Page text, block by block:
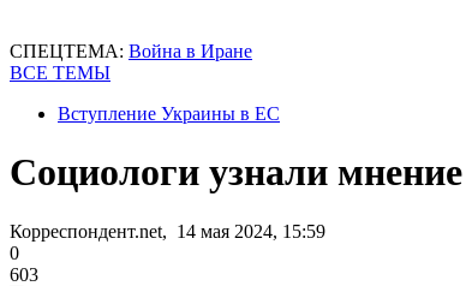
СПЕЦТЕМА: Война в Иране
ВСЕ ТЕМЫ
Вступление Украины в ЕС
Социологи узнали
Корреспондент.net, 14 мая 2024, 15:59
0
603